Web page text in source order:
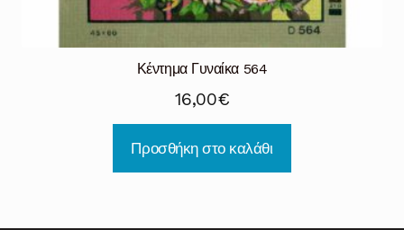
Κέντημα Γυναίκα 564
16,00€
Προσθήκη στο καλάθι